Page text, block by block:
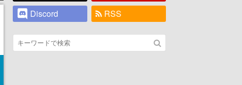
Discord
RSS